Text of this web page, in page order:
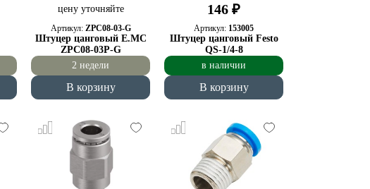
цену уточняйте
Артикул: ZPC08-03-G
Штуцер цанговый E.MC
ZPC08-03P-G
2 недели
В корзину
146 ₽
Артикул: 153005
Штуцер цанговый Festo
QS-1/4-8
в наличии
В корзину